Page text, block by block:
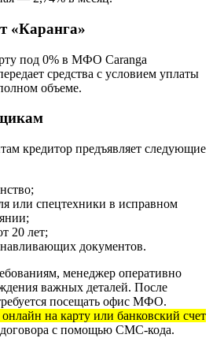
«Каранга»
под 0% в МФО Caranga
средства с условием уплаты
объеме.
кредитор предъявляет следующие
или спецтехники в исправном
20 лет;
документов.
менеджер оперативно
важных деталей. После
посещать офис МФО.
на карту или банковский счет
договора с помощью СМС-кода.